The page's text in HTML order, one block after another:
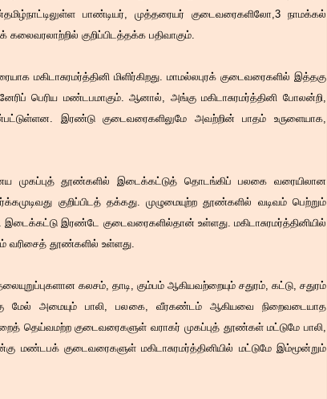
பாண்டியர், முத்தரையர் குடைவரைகளிலோ,3 நாமக்கல்
குறிப்பிடத்தக்க பதிவாகும்.
மகிடாசுரமர்த்தினி மிளிர்கிறது. மாமல்லபுரக் குடைவரைகளில் இத்தகு
பெரிய மண்டபமாகும். ஆனால், அங்கு மகிடாசுரமர்த்தினி போலன்றி,
இரண்டு குடைவரைகளிலுமே அவற்றின் பாதம் உருளையாக,
முகப்புத் தூண்களில் இடைக்கட்டுத் தொடங்கிப் பலகை வரையிலான
குறிப்பிடத் தக்கது. முழுமையுற்ற தூண்களில் வடிவம் பெற்றும்
இரண்டே குடைவரைகளில்தான் உள்ளது. மகிடாசுரமர்த்தினியில்
வரிசைத் தூண்களில் உள்ளது.
கலசம், தாடி, கும்பம் ஆகியவற்றையும் சதுரம், கட்டு, சதுரம்
மேல் அமையும் பாலி, பலகை, வீரகண்டம் ஆகியவை நிறைவடையாத
தெய்வமற்ற குடைவரைகளுள் வராகர் முகப்புத் தூண்கள் மட்டுமே பாலி,
குடைவரைகளுள் மகிடாசுரமர்த்தினியில் மட்டுமே இம்மூன்றும்